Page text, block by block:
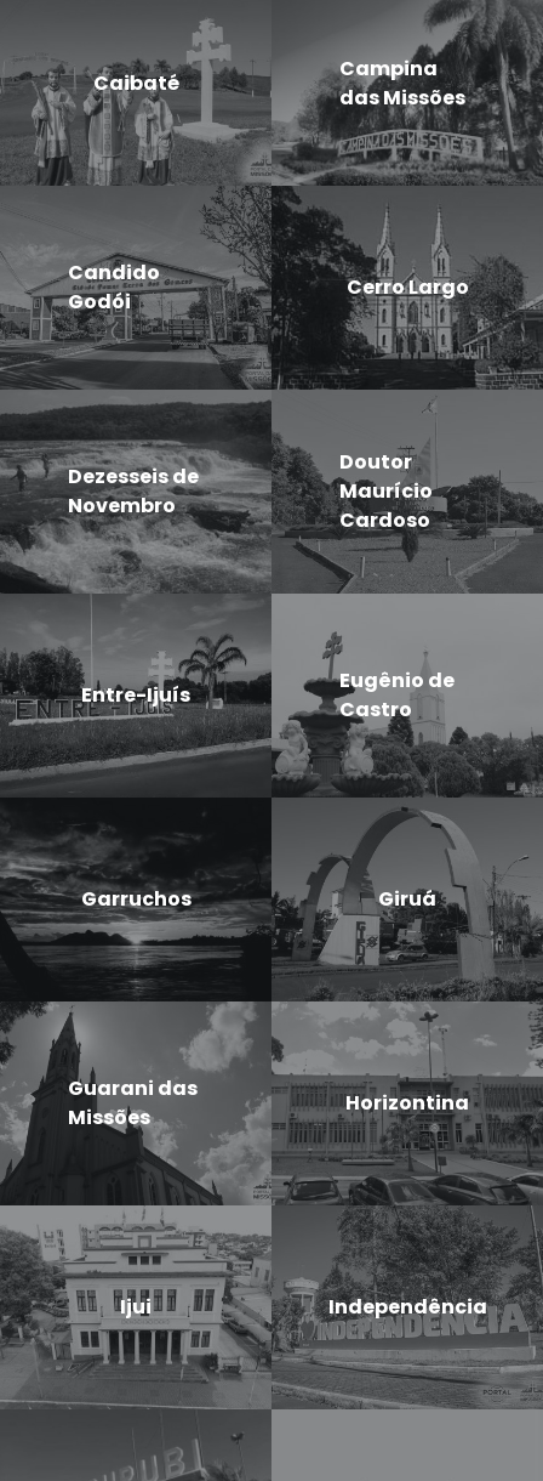
Caibaté
Campina
das Missões
Candido
Godói
Cerro Largo
Dezesseis de
Novembro
Doutor
Maurício
Cardoso
Entre-Ijuís
Eugênio de
Castro
Garruchos Giruá
Guarani das
Missões
Horizontina
Ijui Independência